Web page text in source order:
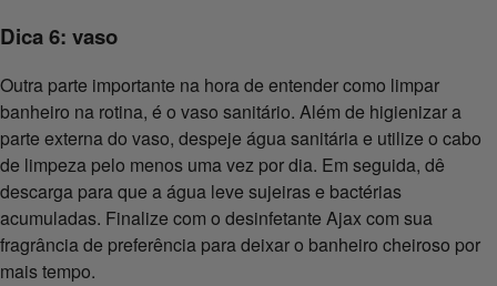
Dica 6: vaso
Outra parte importante na hora de entender como limpar
banheiro na rotina, é o vaso sanitário. Além de higienizar a
parte externa do vaso, despeje água sanitária e utilize o cabo
de limpeza pelo menos uma vez por dia. Em seguida, dê
descarga para que a água leve sujeiras e bactérias
acumuladas. Finalize com o desinfetante Ajax com sua
fragrância de preferência para deixar o banheiro cheiroso por
mais tempo.